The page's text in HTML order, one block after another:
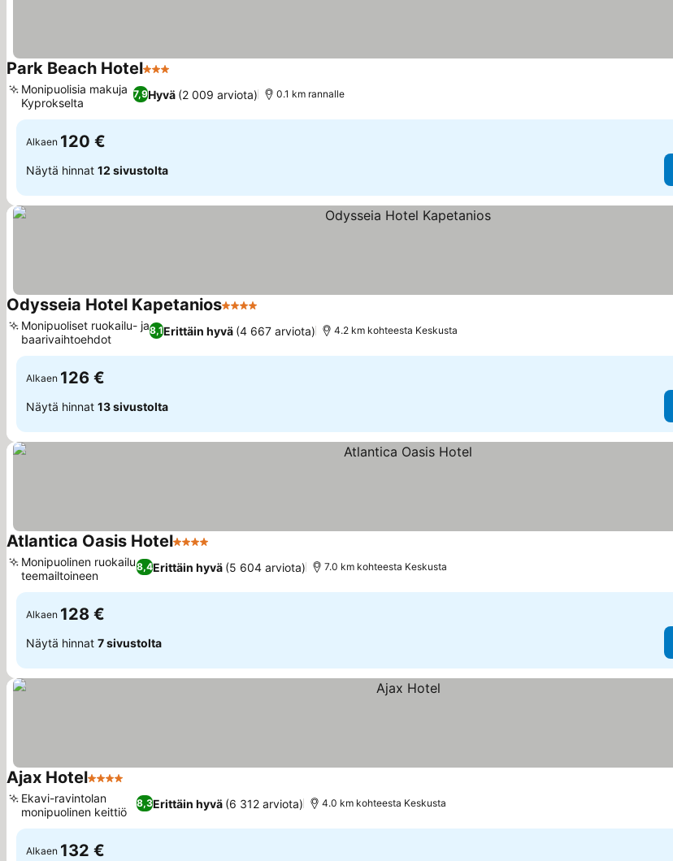
Park Beach Hotel3 Tähtiluokitus
7,9Hyvä (2 009 arviota)
Monipuolisia makuja
Kyprokselta
0.1 km rannalle
Alkaen 120 €
Näytä hinnat 12 sivustolta
Odysseia Hotel Kapetanios4 Tähtiluokitus
8,1Erittäin hyvä (4 667 arviota)
Monipuoliset ruokailu- ja
baarivaihtoehdot
4.2 km kohteesta Keskusta
Alkaen 126 €
Näytä hinnat 13 sivustolta
Atlantica Oasis Hotel4 Tähtiluokitus
8,4Erittäin hyvä (5 604 arviota)
Monipuolinen ruokailu
teemailtoineen
7.0 km kohteesta Keskusta
Alkaen 128 €
Näytä hinnat 7 sivustolta
Ajax Hotel4 Tähtiluokitus
8,3Erittäin hyvä (6 312 arviota)
Ekavi-ravintolan
monipuolinen keittiö
4.0 km kohteesta Keskusta
Alkaen 132 €